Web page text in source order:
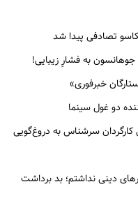
تصادفی پیدا شد
به فشارِ زیبایی!
خبرفوری»
دو غول سینما
کارگردان سرشناس به دروغ‌گویی
دینی نداشتم؛ بد برداشت